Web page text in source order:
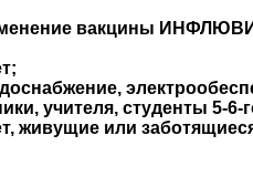
вакцины
учителя, студенты 5-6-
живущие или